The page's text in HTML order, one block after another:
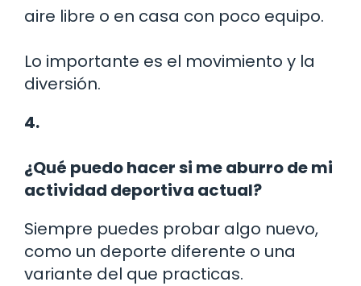
aire libre o en casa con poco equipo.
Lo importante es el movimiento y la
diversión.
4.
¿Qué puedo hacer si me aburro de mi
actividad deportiva actual?
Siempre puedes probar algo nuevo,
como un deporte diferente o una
variante del que practicas.